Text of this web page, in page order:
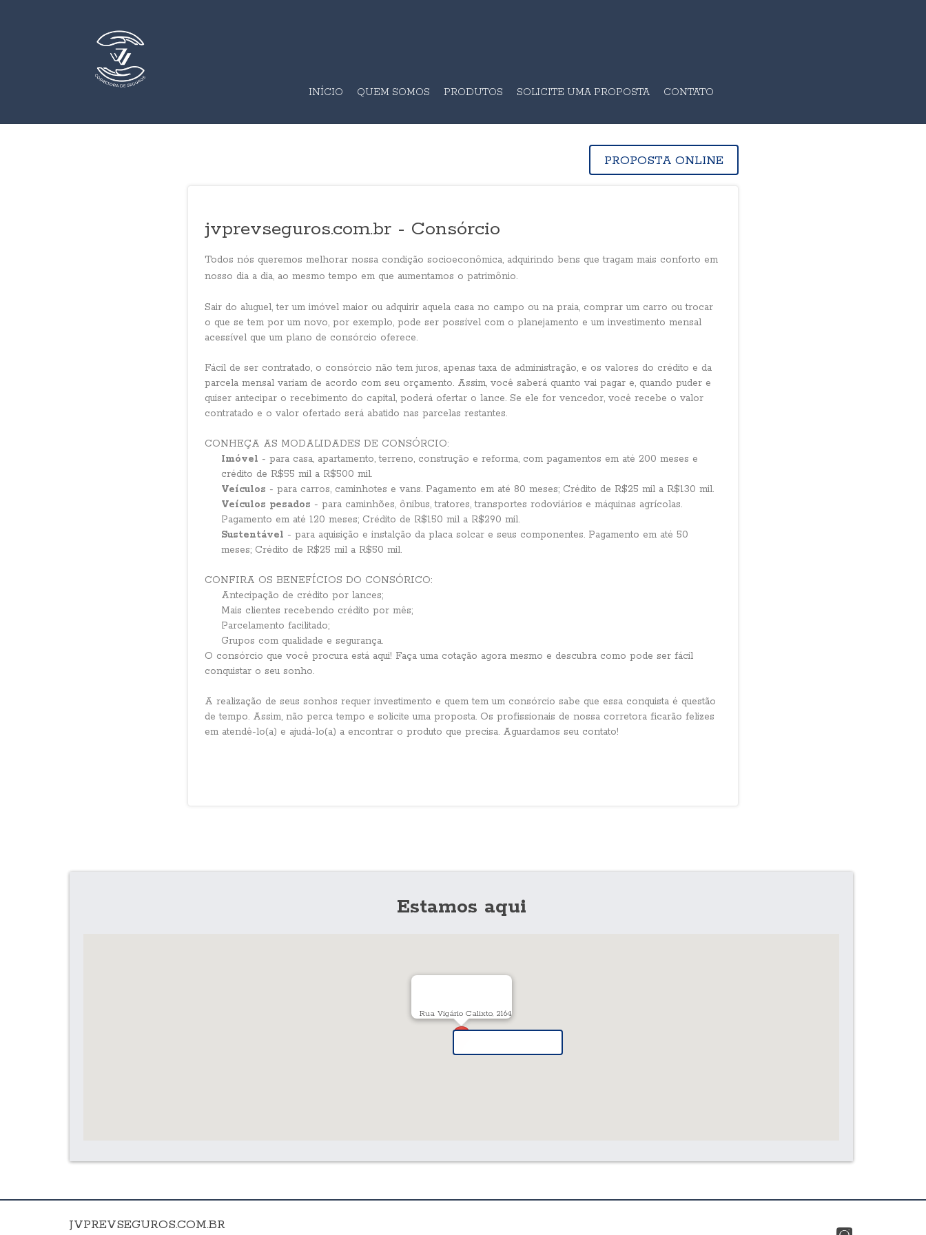
INÍCIO QUEM SOMOS PRODUTOS SOLICITE UMA PROPOSTA CONTATO
PROPOSTA ONLINE
jvprevseguros.com.br - Consórcio
Todos nós queremos melhorar nossa condição socioeconômica, adquirindo bens que tragam mais conforto em
nosso dia a dia, ao mesmo tempo em que aumentamos o patrimônio.
Sair do aluguel, ter um imóvel maior ou adquirir aquela casa no campo ou na praia, comprar um carro ou trocar
o que se tem por um novo, por exemplo, pode ser possível com o planejamento e um investimento mensal
acessível que um plano de consórcio oferece.
Fácil de ser contratado, o consórcio não tem juros, apenas taxa de administração, e os valores do crédito e da
parcela mensal variam de acordo com seu orçamento. Assim, você saberá quanto vai pagar e, quando puder e
quiser antecipar o recebimento do capital, poderá ofertar o lance. Se ele for vencedor, você recebe o valor
contratado e o valor ofertado será abatido nas parcelas restantes.
CONHEÇA AS MODALIDADES DE CONSÓRCIO:
Imóvel - para casa, apartamento, terreno, construção e reforma, com pagamentos em até 200 meses e
crédito de R$55 mil a R$500 mil.
Veículos - para carros, caminhotes e vans. Pagamento em até 80 meses; Crédito de R$25 mil a R$130 mil.
Veículos pesados - para caminhões, ônibus, tratores, transportes rodoviários e máquinas agrícolas.
Pagamento em até 120 meses; Crédito de R$150 mil a R$290 mil.
Sustentável - para aquisição e instalção da placa solcar e seus componentes. Pagamento em até 50
meses; Crédito de R$25 mil a R$50 mil.
CONFIRA OS BENEFÍCIOS DO CONSÓRICO:
Antecipação de crédito por lances;
Mais clientes recebendo crédito por mês;
Parcelamento facilitado;
Grupos com qualidade e segurança.
O consórcio que você procura está aqui! Faça uma cotação agora mesmo e descubra como pode ser fácil
conquistar o seu sonho.
A realização de seus sonhos requer investimento e quem tem um consórcio sabe que essa conquista é questão
de tempo. Assim, não perca tempo e solicite uma proposta. Os profissionais de nossa corretora ficarão felizes
em atendê-lo(a) e ajudá-lo(a) a encontrar o produto que precisa. Aguardamos seu contato!
Estamos aqui
Rua Vigário Calixto, 2164
JVPREVSEGUROS.COM.BR